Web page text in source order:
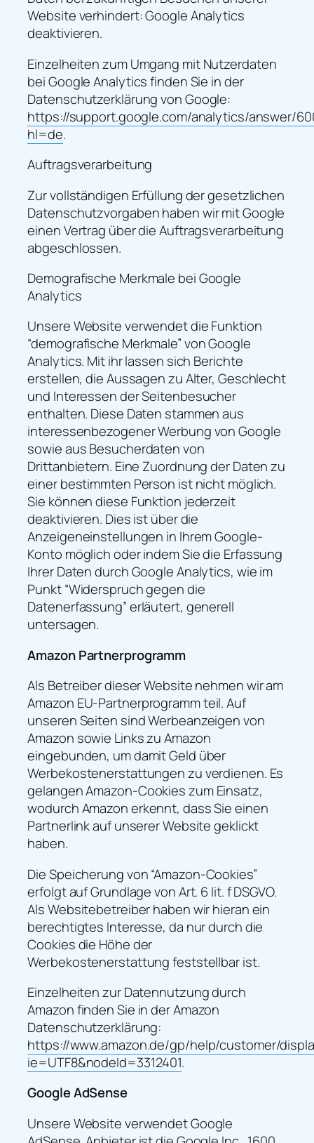
Website verhindert: Google Analytics
deaktivieren.
Einzelheiten zum Umgang mit Nutzerdaten
bei Google Analytics finden Sie in der
Datenschutzerklärung von Google:
https://support.google.com/analytics/answer/
hl=de.
Auftragsverarbeitung
Zur vollständigen Erfüllung der gesetzlichen
Datenschutzvorgaben haben wir mit Google
einen Vertrag über die Auftragsverarbeitung
abgeschlossen.
Demografische Merkmale bei Google
Analytics
Unsere Website verwendet die Funktion
“demografische Merkmale” von Google
Analytics. Mit ihr lassen sich Berichte
erstellen, die Aussagen zu Alter, Geschlecht
und Interessen der Seitenbesucher
enthalten. Diese Daten stammen aus
interessenbezogener Werbung von Google
sowie aus Besucherdaten von
Drittanbietern. Eine Zuordnung der Daten zu
einer bestimmten Person ist nicht möglich.
Sie können diese Funktion jederzeit
deaktivieren. Dies ist über die
Anzeigeneinstellungen in Ihrem Google-
Konto möglich oder indem Sie die Erfassung
Ihrer Daten durch Google Analytics, wie im
Punkt “Widerspruch gegen die
Datenerfassung” erläutert, generell
untersagen.
Amazon Partnerprogramm
Als Betreiber dieser Website nehmen wir am
Amazon EU-Partnerprogramm teil. Auf
unseren Seiten sind Werbeanzeigen von
Amazon sowie Links zu Amazon
eingebunden, um damit Geld über
Werbekostenerstattungen zu verdienen. Es
gelangen Amazon-Cookies zum Einsatz,
wodurch Amazon erkennt, dass Sie einen
Partnerlink auf unserer Website geklickt
haben.
Die Speicherung von “Amazon-Cookies”
erfolgt auf Grundlage von Art. 6 lit. f DSGVO.
Als Websitebetreiber haben wir hieran ein
berechtigtes Interesse, da nur durch die
Cookies die Höhe der
Werbekostenerstattung feststellbar ist.
Einzelheiten zur Datennutzung durch
Amazon finden Sie in der Amazon
Datenschutzerklärung:
https://www.amazon.de/gp/help/customer/
ie=UTF8&nodeId=3312401.
Google AdSense
Unsere Website verwendet Google